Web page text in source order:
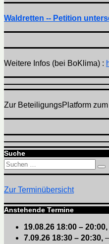
Waldretten -- Petition
Weitere Infos (bei BoKlima) :
Zur BeteiligungsPlatform
Suche
Suchen
nach:
Zur Terminübersicht
Anstehende Termine
19.08.26 18:00 – 20:00,
7.09.26 18:30 – 20:30, –